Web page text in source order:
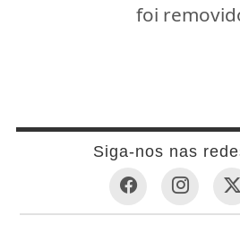
foi
Siga-nos nas